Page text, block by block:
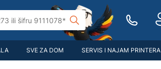
SVE ZA DOM SERVIS I NAJAM PRINTERA